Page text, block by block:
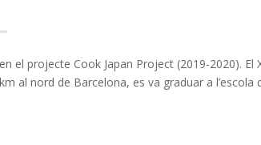
el projecte Cook Japan Project (2019-2020). El
al nord de Barcelona, es va graduar a l’escola